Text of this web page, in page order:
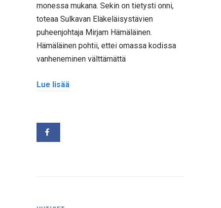
monessa mukana. Sekin on tietysti onni,
toteaa Sulkavan Eläkeläisystävien
puheenjohtaja Mirjam Hämäläinen.
Hämäläinen pohtii, ettei omassa kodissa
vanheneminen välttämättä
Lue lisää